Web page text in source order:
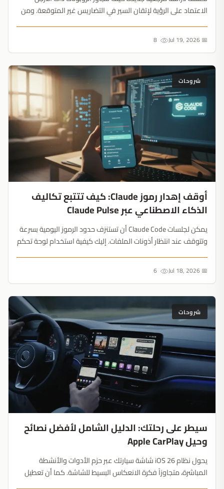
الاعتماد على الرؤية لإتقان السير في التضاريس غير المتوقعة. ومن
الحركة من التعافي التفاعلي إلى التقييم الاستباقي....📅 Jul 19, 2026
شروحات
أوقف إهدار رموز Claude: كيف تتتبع تكاليف
الذكاء الاصطناعي عبر Claude Pulse
يمكن لجلسات Claude Code أن تستنزف حدود الرموز اليومية بسرعة
وتتوقف عند انتظار أذونات الملفات. إليك كيفية استخدام لوحة تحكم
📅 Jul 18, 2026
شروحات
سيطر على رحلتك: الدليل الشامل لأفضل نصائح
وحيل Apple CarPlay
يحول نظام iOS 26 شاشة سيارتك عبر حزم الأدوات والأنشطة
المباشرة، متجاوزاً فكرة الانعكاس البسيط للشاشة. كما أن تعطيل